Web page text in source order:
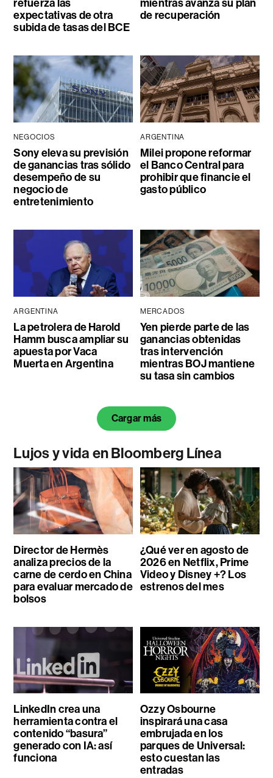
refuerza las
expectativas de otra
subida de tasas del BCE
mientras avanza su plan
de recuperación
NEGOCIOS
Sony eleva su previsión
de ganancias tras sólido
desempeño de su
negocio de
entretenimiento
ARGENTINA
Milei propone reformar
el Banco Central para
prohibir que financie el
gasto público
ARGENTINA
La petrolera de Harold
Hamm busca ampliar su
apuesta por Vaca
Muerta en Argentina
MERCADOS
Yen pierde parte de las
ganancias obtenidas
tras intervención
mientras BOJ mantiene
su tasa sin cambios
Cargar más
Lujos y vida en Bloomberg Línea
Director de Hermès
analiza precios de la
carne de cerdo en China
para evaluar mercado de
bolsos
¿Qué ver en agosto de
2026 en Netflix, Prime
Video y Disney +? Los
estrenos del mes
LinkedIn crea una
herramienta contra el
contenido “basura”
generado con IA: así
funciona
Ozzy Osbourne
inspirará una casa
embrujada en los
parques de Universal:
esto cuestan las
entradas